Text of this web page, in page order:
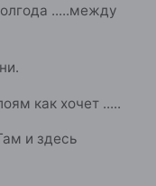
.....между
как хочет .....
и здесь